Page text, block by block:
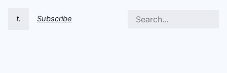
t. Subscribe